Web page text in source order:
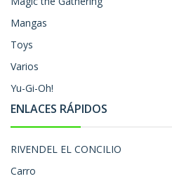
Mangas
Toys
Varios
Yu-Gi-Oh!
ENLACES RÁPIDOS
RIVENDEL EL CONCILIO
Carro